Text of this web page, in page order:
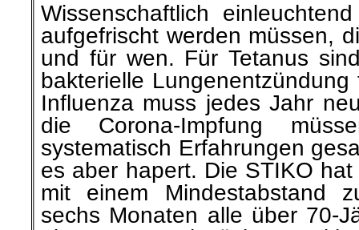
Wissenschaftlich
aufgefrischt werden müssen,
und für wen. Für Tetanus
bakterielle
Influenza muss jedes Jahr
die Corona-Impfung
systematisch Erfahrungen
es aber hapert. Die STIKO
mit einem Mindestabstand
sechs Monaten alle über 70-